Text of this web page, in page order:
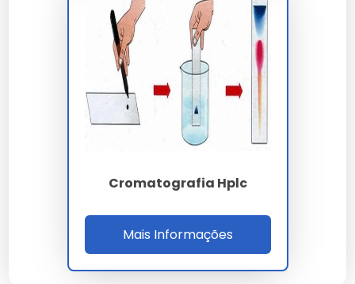
Cromatografia Hplc
Mais Informações